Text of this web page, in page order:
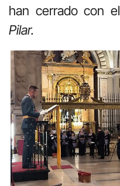
han cerrado con el
Pilar.